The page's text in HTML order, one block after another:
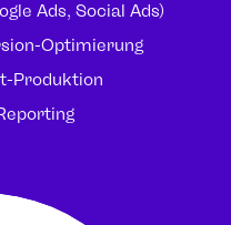
Ads, Social Ads)
Optimierung
Produktion